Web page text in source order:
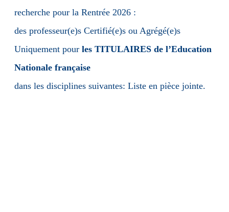
recherche pour la Rentrée 2026 :
des professeur(e)s Certifié(e)s ou Agrégé(e)s
Uniquement pour les TITULAIRES de l’Education
Nationale française
dans les disciplines suivantes: Liste en pièce jointe.